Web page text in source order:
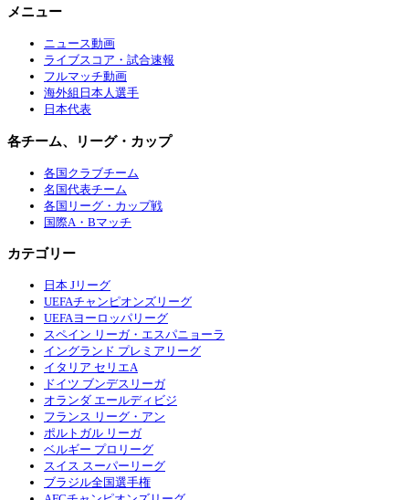
メニュー
ニュース動画
ライブスコア・試合速報
フルマッチ動画
海外組日本人選手
日本代表
各チーム、リーグ・カップ
各国クラブチーム
名国代表チーム
各国リーグ・カップ戦
国際A・Bマッチ
カテゴリー
日本 Jリーグ
UEFAチャンピオンズリーグ
UEFAヨーロッパリーグ
スペイン リーガ・エスパニョーラ
イングランド プレミアリーグ
イタリア セリエA
ドイツ ブンデスリーガ
オランダ エールディビジ
フランス リーグ・アン
ポルトガル リーガ
ベルギー プロリーグ
スイス スーパーリーグ
ブラジル全国選手権